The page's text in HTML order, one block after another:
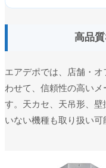
高品
エアデポでは、店舗・
わせて、信頼性の高い
す。天カセ、天吊形、
いない機種も取り扱い可